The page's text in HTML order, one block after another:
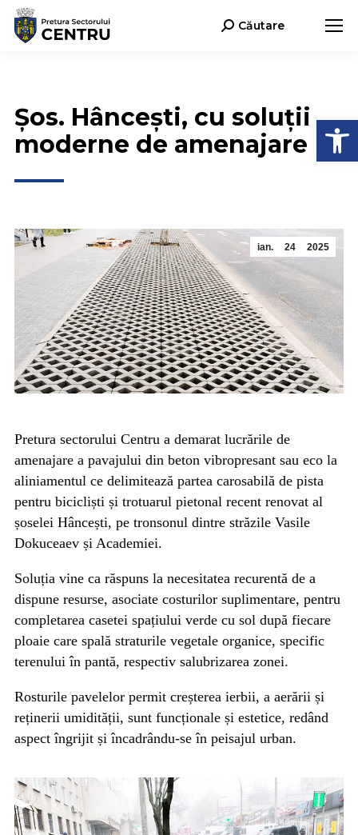
Search:Căutare
Șos. Hâncești, cu soluții
moderne de amenajare
ian. 24 2025
Pretura sectorului Centru a demarat lucrările de
amenajare a pavajului din beton vibropresant sau eco la
aliniamentul ce delimitează partea carosabilă de pista
pentru bicicliști și trotuarul pietonal recent renovat al
șoselei Hâncești, pe tronsonul dintre străzile Vasile
Dokuceaev și Academiei.
Soluția vine ca răspuns la necesitatea recurentă de a
dispune resurse, asociate costurilor suplimentare, pentru
completarea casetei spațiului verde cu sol după fiecare
ploaie care spală straturile vegetale organice, specific
terenului în pantă, respectiv salubrizarea zonei.
Rosturile pavelelor permit creșterea ierbii, a aerării și
reținerii umidității, sunt funcționale și estetice, redând
aspect îngrijit și încadrându-se în peisajul urban.